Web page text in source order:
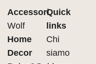
Accessori
Wolf
Home
Decor
Quick
links
Chi
siamo